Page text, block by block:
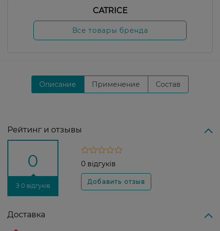
CATRICE
Все товары бренда
Описание Применение Состав
Рейтинг и отзывы
0
З 0 відгуків
0 відгуків
Доставка